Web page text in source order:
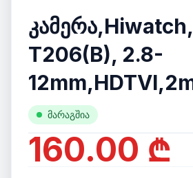
T206(B), 2.8-
მარაგშია
160.00 ₾